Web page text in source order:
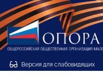
Версия для слабовидящих